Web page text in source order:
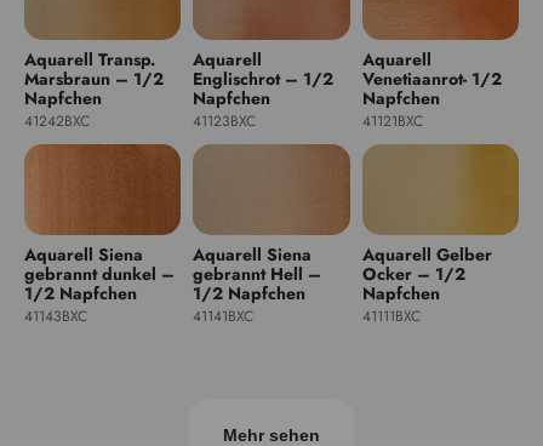
Aquarell Transp.
Marsbraun – 1/2
Napfchen
41242BXC
Aquarell
Englischrot – 1/2
Napfchen
41123BXC
Aquarell
Venetiaanrot- 1/2
Napfchen
41121BXC
Aquarell Siena
gebrannt dunkel –
1/2 Napfchen
41143BXC
Aquarell Siena
gebrannt Hell –
1/2 Napfchen
41141BXC
Aquarell Gelber
Ocker – 1/2
Napfchen
41111BXC
Mehr sehen